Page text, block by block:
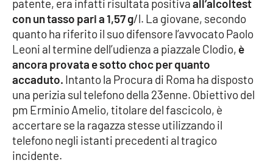
Politica
Sanità
Società
Sport
RUBRICHE
patente, era infatti risultata positivaall’alcoltest
con un tasso pari a 1,57 g/l. La giovane, secondo
quanto ha riferito il suo difensore l’avvocato Paolo
Leoni al termine dell’udienza a piazzale Clodio, è
ancora provata e sotto choc per quanto
accaduto. Intanto la Procura di Roma ha disposto
una perizia sul telefono della 23enne. Obiettivo del
pm Erminio Amelio, titolare del fascicolo, è
accertare se la ragazza stesse utilizzando il
telefono negli istanti precedenti al tragico
incidente.